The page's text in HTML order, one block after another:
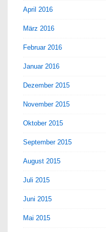
April 2016
März 2016
Februar 2016
Januar 2016
Dezember 2015
November 2015
Oktober 2015
September 2015
August 2015
Juli 2015
Juni 2015
Mai 2015